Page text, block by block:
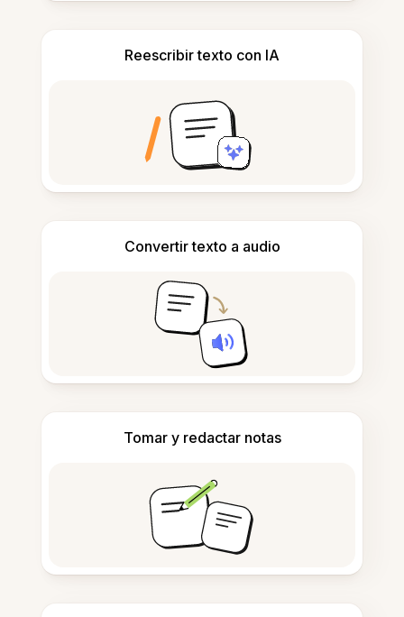
Reescribir texto con IA
Convertir texto a audio
Tomar y redactar notas